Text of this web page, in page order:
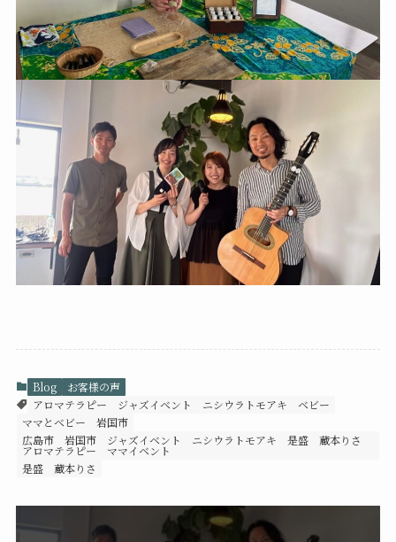
Blog
お客様の声
アロマテラピー
ジャズイベント ニシウラトモアキ
ベビー
ママとベビー
岩国市
広島市 岩国市 ジャズイベント ニシウラトモアキ 是盛 蔵本りさ
アロマテラピー ママイベント
是盛
蔵本りさ